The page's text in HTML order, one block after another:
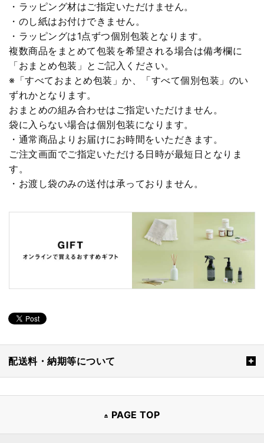
・ラッピング材はご指定いただけません。
・のし紙はお付けできません。
・ラッピングは1点ずつ個別包装となります。
複数商品をまとめて包装を希望される場合は備考欄に
「おまとめ包装」とご記入ください。
※「すべておまとめ包装」か、「すべて個別包装」のい
ずれかとなります。
おまとめの組み合わせはご指定いただけません。
袋に入らない場合は個別包装になります。
・通常商品よりお届けにお時間をいただきます。
ご注文画面でご指定いただける日時が最短日となりま
す。
・お渡し袋のみの送付は承っておりません。
配送料・納期等について
PAGE TOP